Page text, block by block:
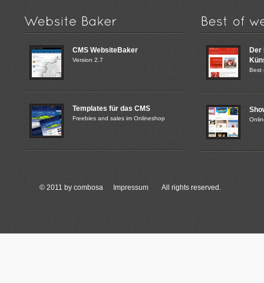
CMS WebsiteBaker
Version 2.7
Templates für das CMS
Freebies and sales im Onlineshop
Der
Best
© 2011 by combosa Impressum All rights reserved.